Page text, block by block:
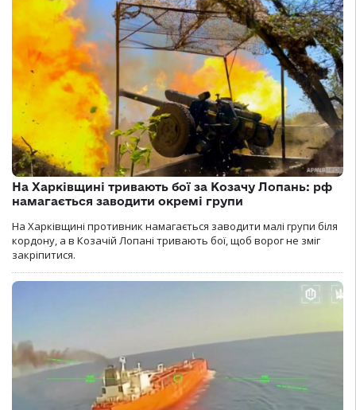
На Харківщині тривають бої за Козачу Лопань: рф
намагається заводити окремі групи
На Харківщині противник намагається заводити малі групи біля
кордону, а в Козачій Лопані тривають бої, щоб ворог не зміг
закріпитися.